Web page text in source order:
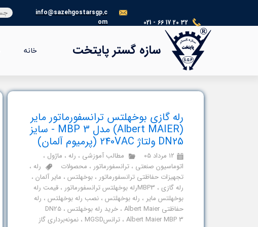
021 - 66 17 20 32
info@sazehgostarsgp.c
om
سازه گستر پایتخت
®​​​​​​​
خانه
رله گازی بوخهلتس ترانسفورماتور مایر
(Albert MAIER) مدل MBP 3 - سایز
DN25 ولتاژ 240VAC (پرمیوم آلمان)
۱۲ مرداد ۰۵ مطالب آموزشی ، رله ، ماژول ،
اتوماسیون صنعتی ، ترانسفورماتور ، محصولات رله ،
تجهیزات حفاظتی ترانسفورماتور ، بوخهلتس ، مایر آلمان ،
رله گازی ، MBP3رله بوخهلتس ترانسفورماتور ، قیمت رله
بوخهلتس مایر ، رله بوخهلتس ، نصب رله بوخهلتس ، رله
حفاظتی Albert Maier
، خرید رله بوخهلتس DN25 ،
Albert Maier MBP 3 ، ترانسMGSD ، نمونه‌برداری گاز